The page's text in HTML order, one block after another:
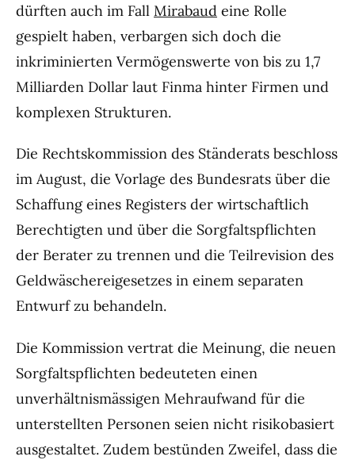
dürften auch im Fall Mirabaud eine Rolle
gespielt haben, verbargen sich doch die
inkriminierten Vermögenswerte von bis zu 1,7
Milliarden Dollar laut Finma hinter Firmen und
komplexen Strukturen.
Die Rechtskommission des Ständerats beschloss
im August, die Vorlage des Bundesrats über die
Schaffung eines Registers der wirtschaftlich
Berechtigten und über die Sorgfaltspflichten
der Berater zu trennen und die Teilrevision des
Geldwäschereigesetzes in einem separaten
Entwurf zu behandeln.
Die Kommission vertrat die Meinung, die neuen
Sorgfaltspflichten bedeuteten einen
unverhältnismässigen Mehraufwand für die
unterstellten Personen seien nicht risikobasiert
ausgestaltet. Zudem bestünden Zweifel, dass die